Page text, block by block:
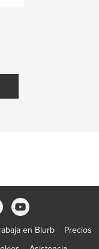
en Blurb
Precios